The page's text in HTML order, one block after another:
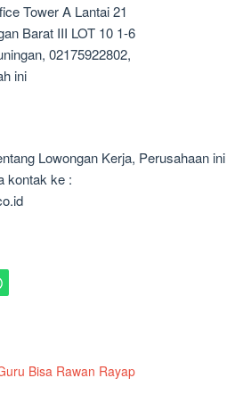
Tower A Lantai 21
Barat III LOT 10 1-6
02175922802,
ini
Lowongan Kerja, Perusahaan ini
kontak ke :
Bisa Rawan Rayap